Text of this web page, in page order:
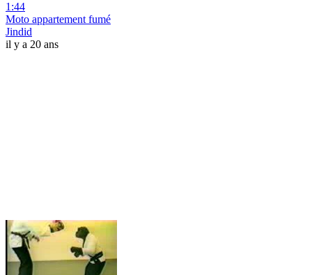
1:44
Moto appartement fumé
Jindid
il y a 20 ans